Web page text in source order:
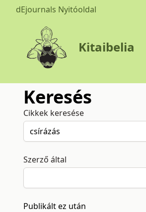
dEjournals Nyitóoldal
Kitaibelia
Keresés
Cikkek keresése
Szerző által
Publikált ez után